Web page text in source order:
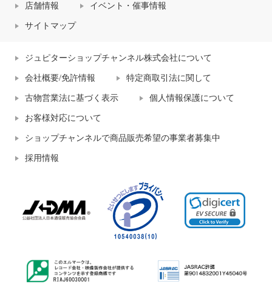
店舗情報 イベント・催事情報
サイトマップ
ジュピターショップチャンネル株式会社について
会社概要/免許情報 特定商取引法に関して
古物営業法に基づく表示 個人情報保護について
お客様対応について
ショップチャンネルで商品販売希望の事業者募集中
採用情報